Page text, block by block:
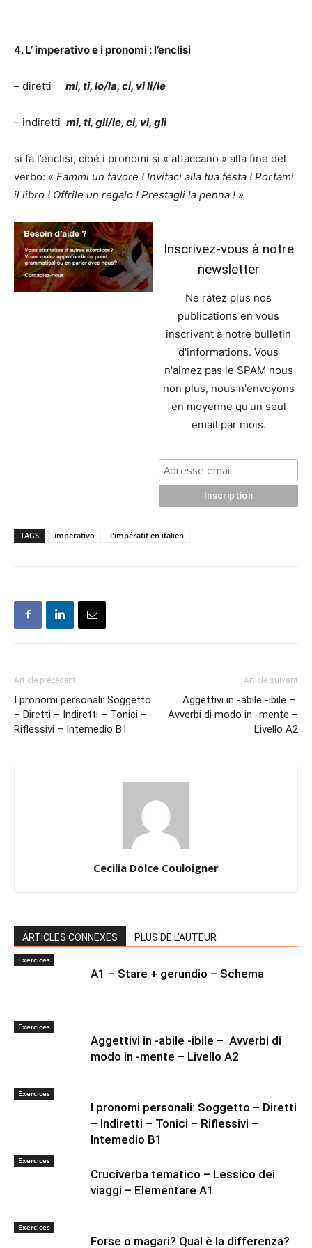
4. L’ imperativo e i pronomi : l’enclisi
– diretti mi, ti, lo/la, ci, vi li/le
– indiretti mi, ti, gli/le, ci, vi, gli
si fa l’enclisi, cioé i pronomi si « attaccano » alla fine del
verbo: « Fammi un favore ! Invitaci alla tua festa ! Portami
il libro ! Offrile un regalo ! Prestagli la penna ! »
Inscrivez-vous à notre
newsletter
Ne ratez plus nos
publications en vous
inscrivant à notre bulletin
d'informations. Vous
n'aimez pas le SPAM nous
non plus, nous n'envoyons
en moyenne qu'un seul
email par mois.
TAGS imperativo l'impératif en italien
Article précédent
I pronomi personali: Soggetto
– Diretti – Indiretti – Tonici –
Riflessivi – Intemedio B1
Article suivant
Aggettivi in -abile -ibile –
Avverbi di modo in -mente –
Livello A2
Cecilia Dolce Couloigner
ARTICLES CONNEXES PLUS DE L'AUTEUR
Exercices
A1 – Stare + gerundio – Schema
Exercices
Aggettivi in -abile -ibile – Avverbi di
modo in -mente – Livello A2
Exercices
I pronomi personali: Soggetto – Diretti
– Indiretti – Tonici – Riflessivi –
Intemedio B1
Exercices
Cruciverba tematico – Lessico dei
viaggi – Elementare A1
Exercices
Forse o magari? Qual è la differenza?